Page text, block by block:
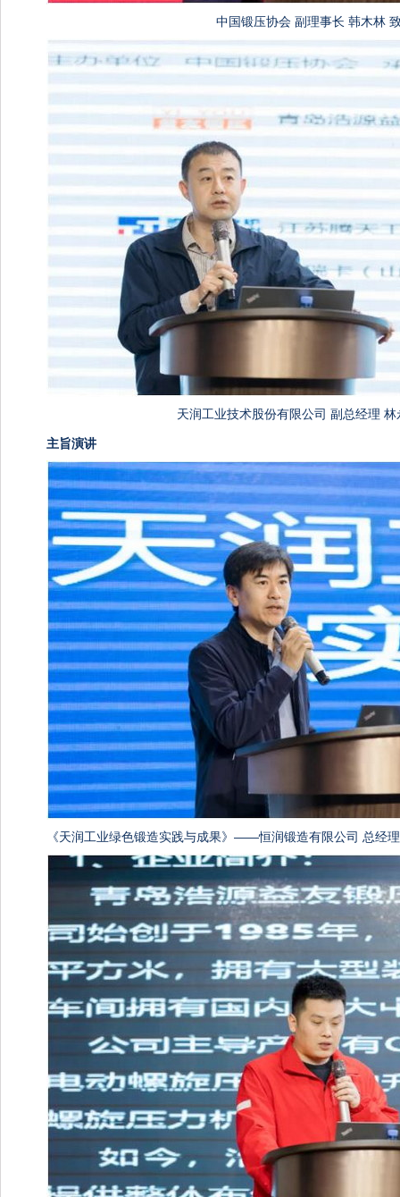
中国锻压协会 副理事长 韩木林
天润工业技术股份有限公司 副总经理
主旨演讲
《天润工业绿色锻造实践与成果》——恒润锻造有限公司 总经